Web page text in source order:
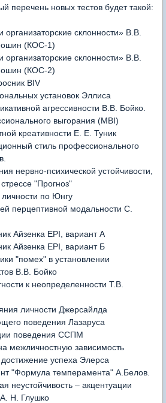
перечень новых тестов будет такой:
склонности» В.В.
(КОС-1)
склонности» В.В.
(КОС-2)
BIV
установок Эллиса
агрессивности В.В. Бойко.
выгорания (MBI)
креативности Е. Е. Туник
стиль профессионального
нервно-психической устойчивости,
"Прогноз"
по Юнгу
перцептивной модальности С.
Айзенка EPI, вариант A
Айзенка EPI, вариант Б
"помех" в установлении
В.В. Бойко
к неопределенности Т.В.
личности Джерсайлда
поведения Лазаруса
поведения ССПМ
межличностную зависимость
успеха Элерса
"Формула темперамента" А.Белов.
неустойчивость – акцентуации
Н. Глушко